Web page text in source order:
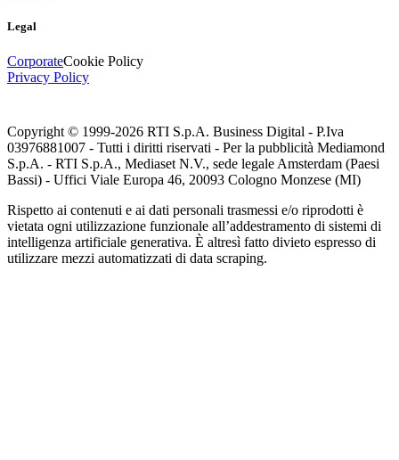
Legal
CorporateCookie Policy
Privacy Policy
Copyright © 1999-2026 RTI S.p.A. Business Digital - P.Iva
03976881007 - Tutti i diritti riservati - Per la pubblicità Mediamond
S.p.A. - RTI S.p.A., Mediaset N.V., sede legale Amsterdam (Paesi
Bassi) - Uffici Viale Europa 46, 20093 Cologno Monzese (MI)
Rispetto ai contenuti e ai dati personali trasmessi e/o riprodotti è
vietata ogni utilizzazione funzionale all’addestramento di sistemi di
intelligenza artificiale generativa. È altresì fatto divieto espresso di
utilizzare mezzi automatizzati di data scraping.